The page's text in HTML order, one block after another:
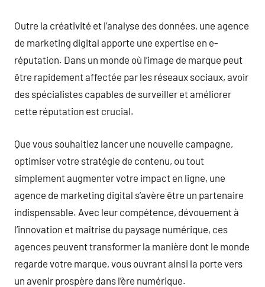
Outre la créativité et l’analyse des données, une agence
de marketing digital apporte une expertise en e-
réputation. Dans un monde où l’image de marque peut
être rapidement affectée par les réseaux sociaux, avoir
des spécialistes capables de surveiller et améliorer
cette réputation est crucial.
Que vous souhaitiez lancer une nouvelle campagne,
optimiser votre stratégie de contenu, ou tout
simplement augmenter votre impact en ligne, une
agence de marketing digital s’avère être un partenaire
indispensable. Avec leur compétence, dévouement à
l’innovation et maîtrise du paysage numérique, ces
agences peuvent transformer la manière dont le monde
regarde votre marque, vous ouvrant ainsi la porte vers
un avenir prospère dans l’ère numérique.